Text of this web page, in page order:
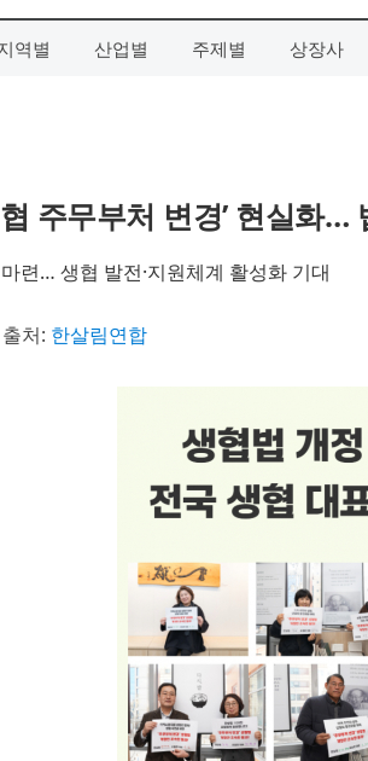
역별 산업별 주제별 상장사
주무부처 변경’ 현실화
련… 생협 발전·지원체계 활성화 기대
출처: 한살림연합